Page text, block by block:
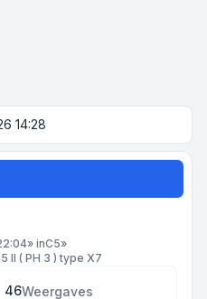
14:28
» inC5»
II ( PH 3 ) type X7
46Weergaves